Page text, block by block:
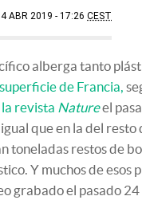
4 ABR 2019 - 17:26 CEST
alberga tanto
de Francia,
revista Natureel
que en la del resto
toneladas restos de
Y muchos de esos
grabado el pasado